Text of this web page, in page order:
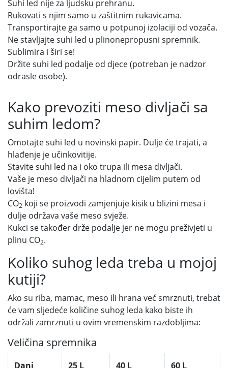
Suhi led nije za ljudsku prehranu.
Rukovati s njim samo u zaštitnim rukavicama.
Transportirajte ga samo u potpunoj izolaciji od vozača.
Ne stavljajte suhi led u plinonepropusni spremnik.
Sublimira i širi se!
Držite suhi led podalje od djece (potreban je nadzor
odrasle osobe).
Kako prevoziti meso divljači sa
suhim ledom?
Omotajte suhi led u novinski papir. Dulje će trajati, a
hlađenje je učinkovitije.
Stavite suhi led na i oko trupa ili mesa divljači.
Vaše je meso divljači na hladnom cijelim putem od
lovišta!
CO2 koji se proizvodi zamjenjuje kisik u blizini mesa i
dulje održava vaše meso svježe.
Kukci se također drže podalje jer ne mogu preživjeti u
plinu CO2.
Koliko suhog leda treba u mojoj
kutiji?
Ako su riba, mamac, meso ili hrana već smrznuti, trebat
će vam sljedeće količine suhog leda kako biste ih
održali zamrznuti u ovim vremenskim razdobljima:
Veličina spremnika
Dani 25 L 40 L 60 L